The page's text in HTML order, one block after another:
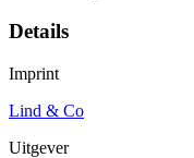
Details
Imprint
Lind & Co
Uitgever